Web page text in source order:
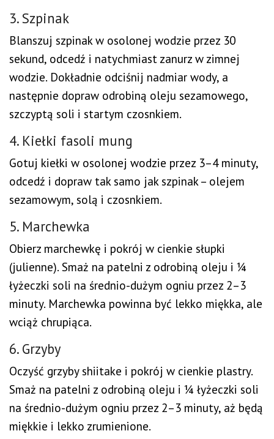
3. Szpinak
Blanszuj szpinak w osolonej wodzie przez 30
sekund, odcedź i natychmiast zanurz w zimnej
wodzie. Dokładnie odciśnij nadmiar wody, a
następnie dopraw odrobiną oleju sezamowego,
szczyptą soli i startym czosnkiem.
4. Kiełki fasoli mung
Gotuj kiełki w osolonej wodzie przez 3–4 minuty,
odcedź i dopraw tak samo jak szpinak – olejem
sezamowym, solą i czosnkiem.
5. Marchewka
Obierz marchewkę i pokrój w cienkie słupki
(julienne). Smaż na patelni z odrobiną oleju i ¼
łyżeczki soli na średnio-dużym ogniu przez 2–3
minuty. Marchewka powinna być lekko miękka, ale
wciąż chrupiąca.
6. Grzyby
Oczyść grzyby shiitake i pokrój w cienkie plastry.
Smaż na patelni z odrobiną oleju i ¼ łyżeczki soli
na średnio-dużym ogniu przez 2–3 minuty, aż będą
miękkie i lekko zrumienione.